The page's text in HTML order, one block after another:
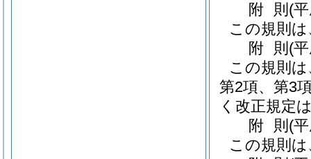
附 則 (
この規則
附 則 (
この規則
第2項、第3
く改正規定
附 則 (
この規則